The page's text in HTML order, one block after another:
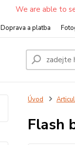
We are able to
Doprava a platba
Úvod
Flash